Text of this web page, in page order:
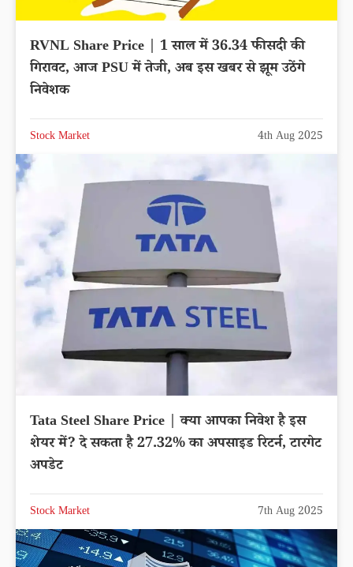
RVNL Share Price | 1 साल में 36.34 फीसदी की
गिरावट, आज PSU में तेजी, अब इस खबर से झूम उठेंगे
निवेशक
Stock Market 4th Aug 2025
Tata Steel Share Price | क्या आपका निवेश है इस
शेयर में? दे सकता है 27.32% का अपसाइड रिटर्न, टारगेट
अपडेट
Stock Market 7th Aug 2025